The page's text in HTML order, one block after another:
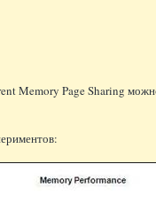
Memory Page Sharing